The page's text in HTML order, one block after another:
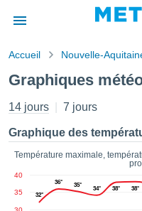
de
a
par
des
Accueil Nouvelle-
Graphiques
14 jours 7 jours
Graphique des
Température maximale,
35
40
32°
36° 35°
34° 38° 38°